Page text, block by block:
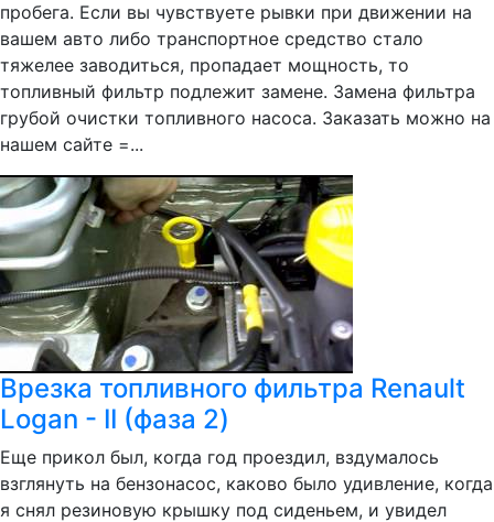
пробега. Если вы чувствуете рывки при движении на
вашем авто либо транспортное средство стало
тяжелее заводиться, пропадает мощность, то
топливный фильтр подлежит замене. Замена фильтра
грубой очистки топливного насоса. Заказать можно на
нашем сайте =...
Врезка топливного фильтра Renault
Logan - II (фаза 2)
Еще прикол был, когда год проездил, вздумалось
взглянуть на бензонасос, каково было удивление, когда
я снял резиновую крышку под сиденьем, и увидел